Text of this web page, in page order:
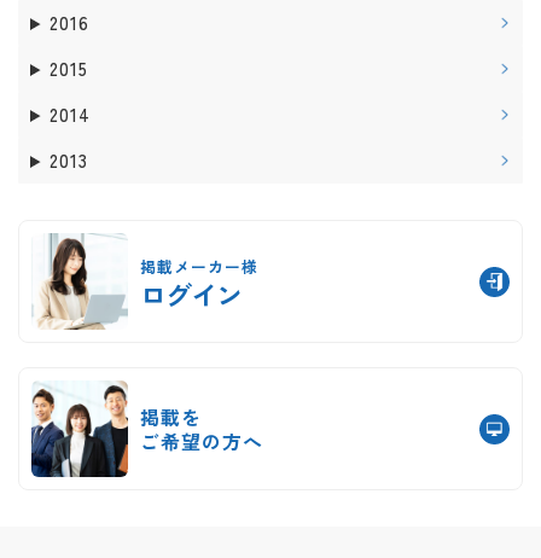
2016
2015
2014
2013
掲載メーカー様
ログイン
掲載を
ご希望の方へ